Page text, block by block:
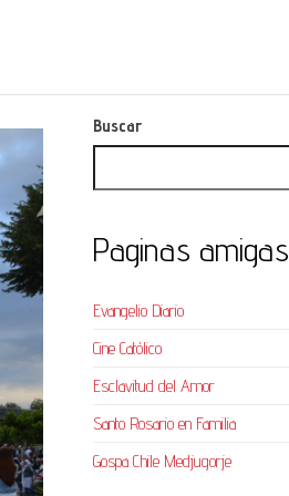
Buscar
Paginas amigas
Evangelio Diario
Cine Católico
Esclavitud del Amor
Santo Rosario en Familia
Gospa Chile Medjugorje